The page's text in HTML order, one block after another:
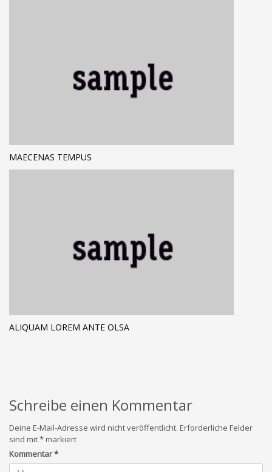
MAECENAS TEMPUS
ALIQUAM LOREM ANTE OLSA
Schreibe einen Kommentar
Deine E-Mail-Adresse wird nicht veröffentlicht. Erforderliche Felder
sind mit*markiert
Kommentar*